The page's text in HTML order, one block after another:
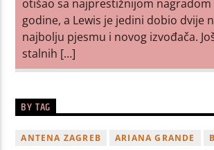
otišao sa najprestižnijom nagradom
godine, a Lewis je jedini dobio dvije
najbolju pjesmu i novog izvođača.
stalnih […]
BY TAG
ANTENA ZAGREB ARIANA GRANDE